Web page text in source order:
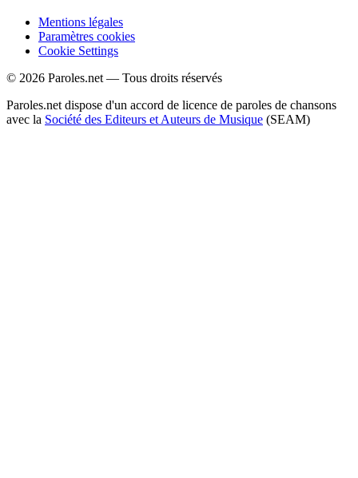
Mentions légales
Paramètres cookies
Cookie Settings
© 2026 Paroles.net — Tous droits réservés
Paroles.net dispose d'un accord de licence de paroles de chansons
avec la Société des Editeurs et Auteurs de Musique (SEAM)